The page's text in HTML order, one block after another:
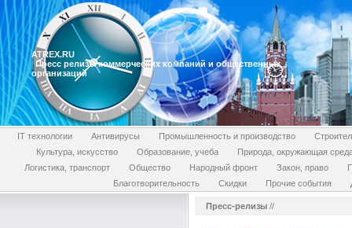
ATREX.RU
Пресс релизы коммерческих компаний и общественных
организаций
IT технологии Антивирусы Промышленность и производство
Культура, искусство
Образование, учеба
Природа, окружающая
Логистика, транспорт
Общество Народный фронт Закон, право
Благотворительность
Скидки Прочие события
Пресс-релизы //